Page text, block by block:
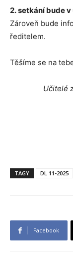
2. setkání bude
Zároveň bude
ředitelem.
Těšíme se na
Učitelé
TAGY DL 11-2025
Facebook